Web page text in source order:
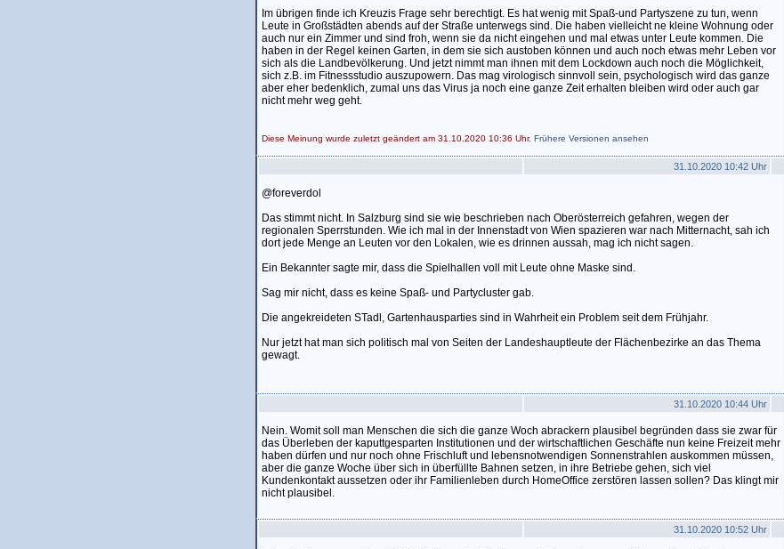
Im übrigen finde ich Kreuzis Frage sehr berechtigt. Es hat wenig mit Spaß-und Partyszene zu tun, wenn
Leute in Großstädten abends auf der Straße unterwegs sind. Die haben vielleicht ne kleine Wohnung oder
auch nur ein Zimmer und sind froh, wenn sie da nicht eingehen und mal etwas unter Leute kommen. Die
haben in der Regel keinen Garten, in dem sie sich austoben können und auch noch etwas mehr Leben vor
sich als die Landbevölkerung. Und jetzt nimmt man ihnen mit dem Lockdown auch noch die Möglichkeit,
sich z.B. im Fitnessstudio auszupowern. Das mag virologisch sinnvoll sein, psychologisch wird das ganze
aber eher bedenklich, zumal uns das Virus ja noch eine ganze Zeit erhalten bleiben wird oder auch gar
nicht mehr weg geht.
Diese Meinung wurde zuletzt geändert am 31.10.2020 10:36 Uhr. Frühere Versionen ansehen
31.10.2020 10:42 Uhr
@foreverdol
Das stimmt nicht. In Salzburg sind sie wie beschrieben nach Oberösterreich gefahren, wegen der
regionalen Sperrstunden. Wie ich mal in der Innenstadt von Wien spazieren war nach Mitternacht, sah ich
dort jede Menge an Leuten vor den Lokalen, wie es drinnen aussah, mag ich nicht sagen.
Ein Bekannter sagte mir, dass die Spielhallen voll mit Leute ohne Maske sind.
Sag mir nicht, dass es keine Spaß- und Partycluster gab.
Die angekreideten STadl, Gartenhausparties sind in Wahrheit ein Problem seit dem Frühjahr.
Nur jetzt hat man sich politisch mal von Seiten der Landeshauptleute der Flächenbezirke an das Thema
gewagt.
31.10.2020 10:44 Uhr
Nein. Womit soll man Menschen die sich die ganze Woch abrackern plausibel begründen dass sie zwar für
das Überleben der kaputtgesparten Institutionen und der wirtschaftlichen Geschäfte nun keine Freizeit mehr
haben dürfen und nur noch ohne Frischluft und lebensnotwendigen Sonnenstrahlen auskommen müssen,
aber die ganze Woche über sich in überfüllte Bahnen setzen, in ihre Betriebe gehen, sich viel
Kundenkontakt aussetzen oder ihr Familienleben durch HomeOffice zerstören lassen sollen? Das klingt mir
nicht plausibel.
31.10.2020 10:52 Uhr